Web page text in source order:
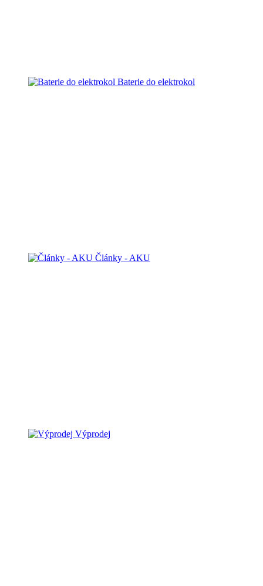
Baterie do elektrokol
Články - AKU
Výprodej